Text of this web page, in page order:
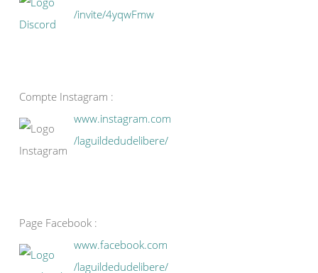
/invite/4yqwFmw
Compte Instagram :
www.instagram.com
/laguildedudelibere/
Page Facebook :
www.facebook.com
/laguildedudelibere/